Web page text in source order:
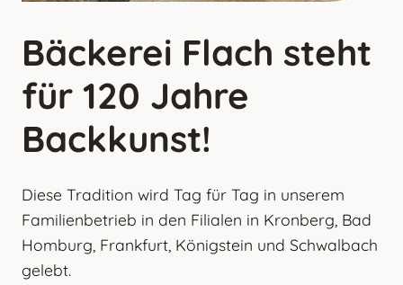
Bäckerei Flach steht
für 120 Jahre
Backkunst!
Diese Tradition wird Tag für Tag in unserem
Familienbetrieb in den Filialen in Kronberg, Bad
Homburg, Frankfurt, Königstein und Schwalbach
gelebt.